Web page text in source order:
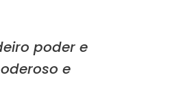
poder e
e